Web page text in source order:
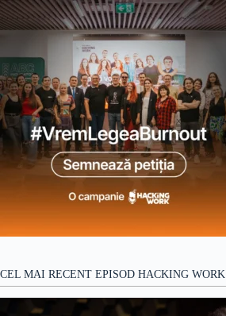
CEL MAI RECENT EPISOD HACKING WORK